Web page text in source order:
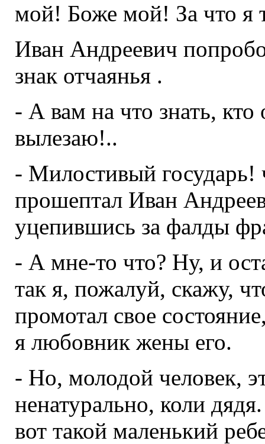
мой! Боже мой! За что я
Иван Андреевич
знак отчаянья .
- А вам на что знать,
вылезаю!..
- Милостивый государь!
прошептал Иван
уцепившись за фалды
- А мне-то что? Ну, и
так я, пожалуй, скажу,
промотал свое
я любовник жены его.
- Но, молодой человек,
ненатурально, коли
вот такой маленький